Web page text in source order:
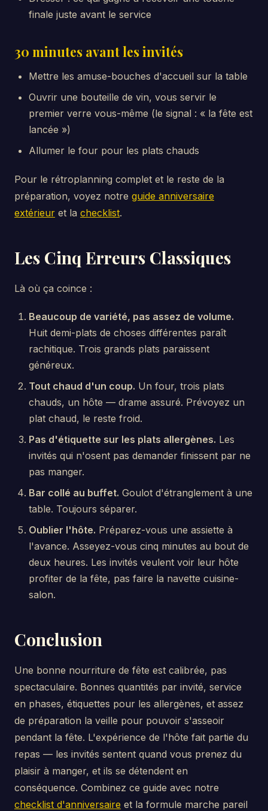
finale juste avant le service
30 minutes avant les invités
Mettre les amuse-bouches d'accueil sur la table
Ouvrir une bouteille de vin, vous servir le
premier verre vous-même (le signal : « la fête est
lancée »)
Allumer le four pour les plats chauds
Pour le rétroplanning complet et le reste de la
préparation, voyez notre guide anniversaire
extérieur et la checklist.
Les Cinq Erreurs Classiques
Là où ça coince :
Beaucoup de variété, pas assez de volume.
Huit demi-plats de choses différentes paraît
rachitique. Trois grands plats paraissent
généreux.
Tout chaud d'un coup. Un four, trois plats
chauds, un hôte — drame assuré. Prévoyez un
plat chaud, le reste froid.
Pas d'étiquette sur les plats allergènes. Les
invités qui n'osent pas demander finissent par ne
pas manger.
Bar collé au buffet. Goulot d'étranglement à une
table. Toujours séparer.
Oublier l'hôte. Préparez-vous une assiette à
l'avance. Asseyez-vous cinq minutes au bout de
deux heures. Les invités veulent voir leur hôte
profiter de la fête, pas faire la navette cuisine-
salon.
Conclusion
Une bonne nourriture de fête est calibrée, pas
spectaculaire. Bonnes quantités par invité, service
en phases, étiquettes pour les allergènes, et assez
de préparation la veille pour pouvoir s'asseoir
pendant la fête. L'expérience de l'hôte fait partie du
repas — les invités sentent quand vous prenez du
plaisir à manger, et ils se détendent en
conséquence. Combinez ce guide avec notre
checklist d'anniversaire et la formule marche pareil